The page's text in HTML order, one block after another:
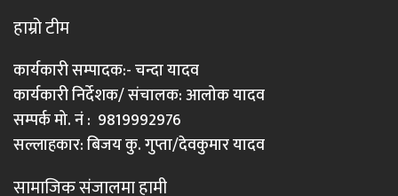
हाम्रो टीम
कार्यकारी सम्पादक:- चन्दा यादव
कार्यकारी निर्देशक/ संचालक: आलोक यादव
सम्पर्क मो. नं : 9819992976
सल्लाहकार: बिजय कु. गुप्ता/देवकुमार यादव
सामाजिक संजालमा हामी